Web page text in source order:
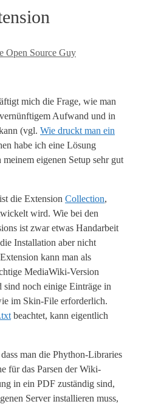
Open Source Guy
mich die Frage, wie man
Aufwand und in
(vgl. Wie druckt man ein
habe ich eine Lösung
eigenen Setup sehr gut
die Extension Collection,
wird. Wie bei den
ist zwar etwas Handarbeit
Installation aber nicht
kann man als
MediaWiki-Version
sind noch einige Einträge in
im Skin-File erforderlich.
beachtet, kann eigentlich
man die Phython-Libraries
für das Parsen der Wiki-
in ein PDF zuständig sind,
Server installieren muss,